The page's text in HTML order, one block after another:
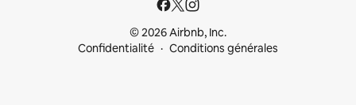
© 2026 Airbnb, Inc.
Confidentialité
Conditions générales